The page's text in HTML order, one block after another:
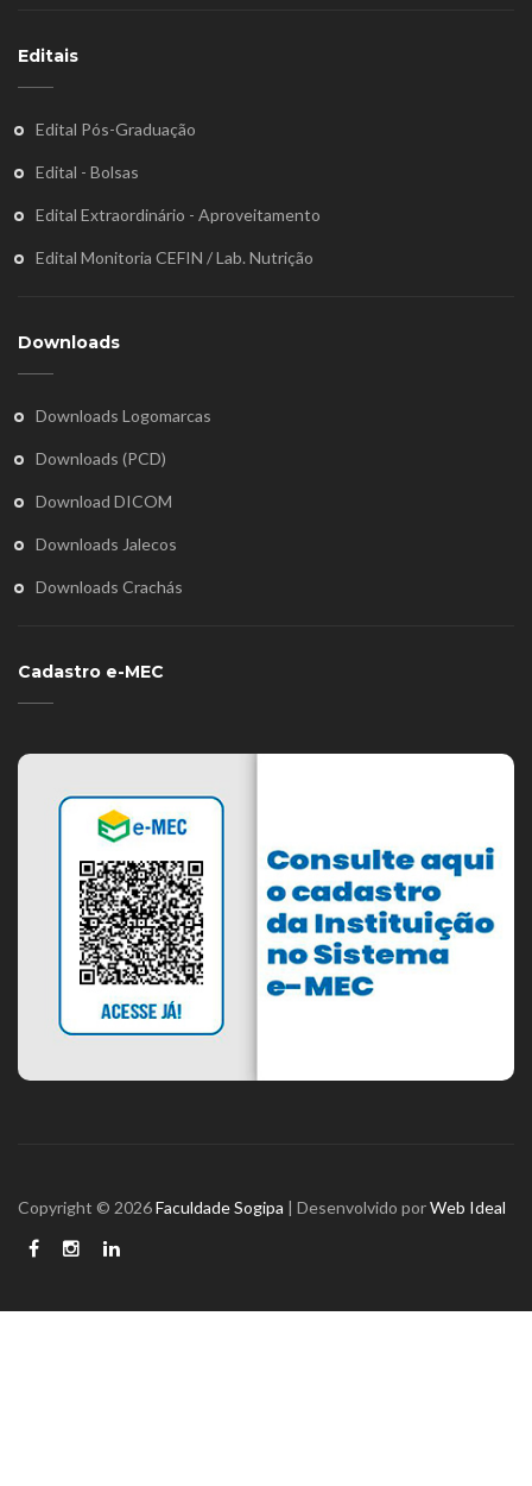
Editais
Edital Pós-Graduação
Edital - Bolsas
Edital Extraordinário - Aproveitamento
Edital Monitoria CEFIN / Lab. Nutrição
Downloads
Downloads Logomarcas
Downloads (PCD)
Download DICOM
Downloads Jalecos
Downloads Crachás
Cadastro e-MEC
Copyright © 2026Faculdade Sogipa | Desenvolvido porWeb Ideal